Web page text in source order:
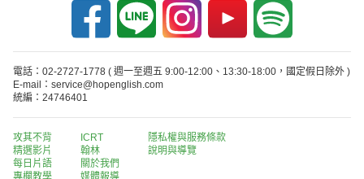
電話：02-2727-1778 ( 週一至週五 9:00-12:00、13:30-18:00，國定假日除外 )
E-mail：service@hopenglish.com
統編：24746401
攻其不背
精選影片
每日片語
專欄教學
ICRT
翰林
關於我們
媒體報導
隱私權與服務條款
說明與導覽